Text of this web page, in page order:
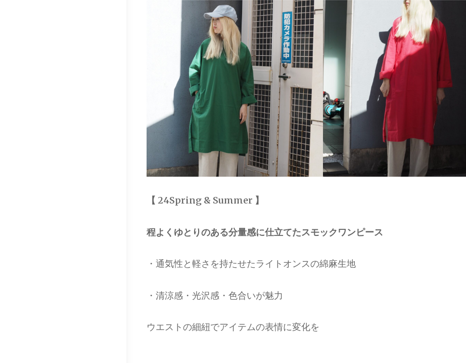
【 24Spring & Summer 】
程よくゆとりのある分量感に仕立てたスモックワンピース
・通気性と軽さを持たせたライトオンスの綿麻生地
・清涼感・光沢感・色合いが魅力
ウエストの細紐でアイテムの表情に変化を